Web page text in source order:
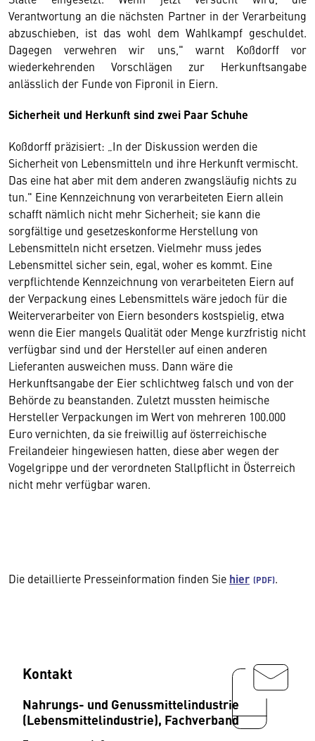
Verantwortung an die nächsten Partner in der Verarbeitung
abzuschieben, ist das wohl dem Wahlkampf geschuldet.
Dagegen verwehren wir uns," warnt Koßdorff vor
wiederkehrenden Vorschlägen zur Herkunftsangabe
anlässlich der Funde von Fipronil in Eiern.
Sicherheit und Herkunft sind zwei Paar Schuhe
Koßdorff präzisiert: „In der Diskussion werden die
Sicherheit von Lebensmitteln und ihre Herkunft vermischt.
Das eine hat aber mit dem anderen zwangsläufig nichts zu
tun." Eine Kennzeichnung von verarbeiteten Eiern allein
schafft nämlich nicht mehr Sicherheit; sie kann die
sorgfältige und gesetzeskonforme Herstellung von
Lebensmitteln nicht ersetzen. Vielmehr muss jedes
Lebensmittel sicher sein, egal, woher es kommt. Eine
verpflichtende Kennzeichnung von verarbeiteten Eiern auf
der Verpackung eines Lebensmittels wäre jedoch für die
Weiterverarbeiter von Eiern besonders kostspielig, etwa
wenn die Eier mangels Qualität oder Menge kurzfristig nicht
verfügbar sind und der Hersteller auf einen anderen
Lieferanten ausweichen muss. Dann wäre die
Herkunftsangabe der Eier schlichtweg falsch und von der
Behörde zu beanstanden. Zuletzt mussten heimische
Hersteller Verpackungen im Wert von mehreren 100.000
Euro vernichten, da sie freiwillig auf österreichische
Freilandeier hingewiesen hatten, diese aber wegen der
Vogelgrippe und der verordneten Stallpflicht in Österreich
nicht mehr verfügbar waren.
Die detaillierte Presseinformation finden Sie hier .
Kontakt
Nahrungs- und Genussmittelindustrie
(Lebensmittelindustrie), Fachverband